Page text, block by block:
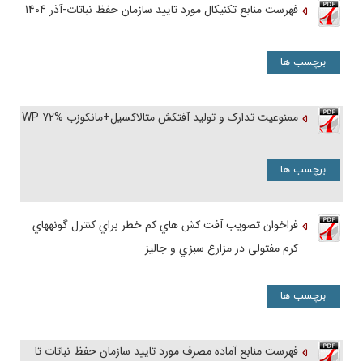
فهرست منابع تکنیکال مورد تایید سازمان حفظ نباتات-آذر 1404
برچسب ها
ممنوعیت تدارک و تولید آفتکش متالاکسیل+مانکوزب WP 72%
برچسب ها
فراخوان تصویب آفت کش هاي کم خطر براي کنترل گونههاي
کرم مفتولی در مزارع سبزي و جالیز
برچسب ها
فهرست منابع آماده مصرف مورد تایید سازمان حفظ نباتات تا